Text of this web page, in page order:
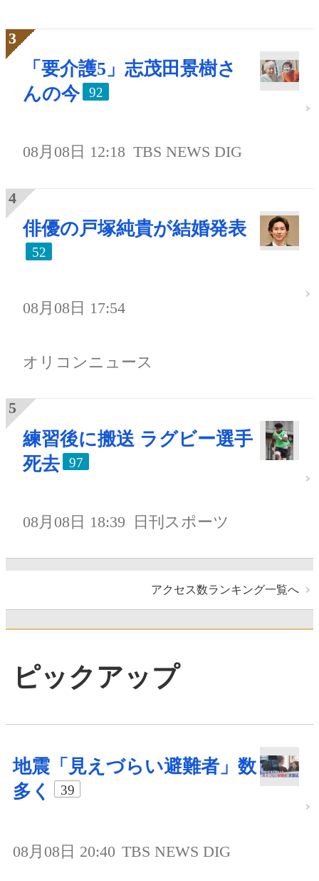
「要介護5」志茂田景樹さ
んの今
92
08月08日 12:18 TBS NEWS DIG
俳優の戸塚純貴が結婚発表
52
08月08日 17:54
オリコンニュース
練習後に搬送 ラグビー選手
死去
97
08月08日 18:39 日刊スポーツ
アクセス数ランキング一覧へ
ピックアップ
地震「見えづらい避難者」数
多く
39
08月08日 20:40 TBS NEWS DIG